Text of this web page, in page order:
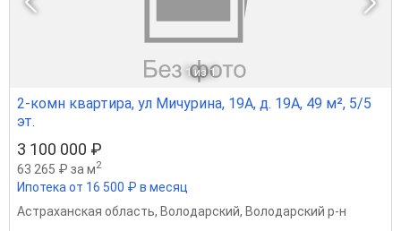
1 из 1
2-комн квартира, ул Мичурина, 19А, д. 19А, 49 м², 5/5
эт.
3 100 000 ₽
63 265 ₽ за м2
Ипотека от 16 500 ₽ в месяц
Астраханская область, Володарский, Володарский р-н